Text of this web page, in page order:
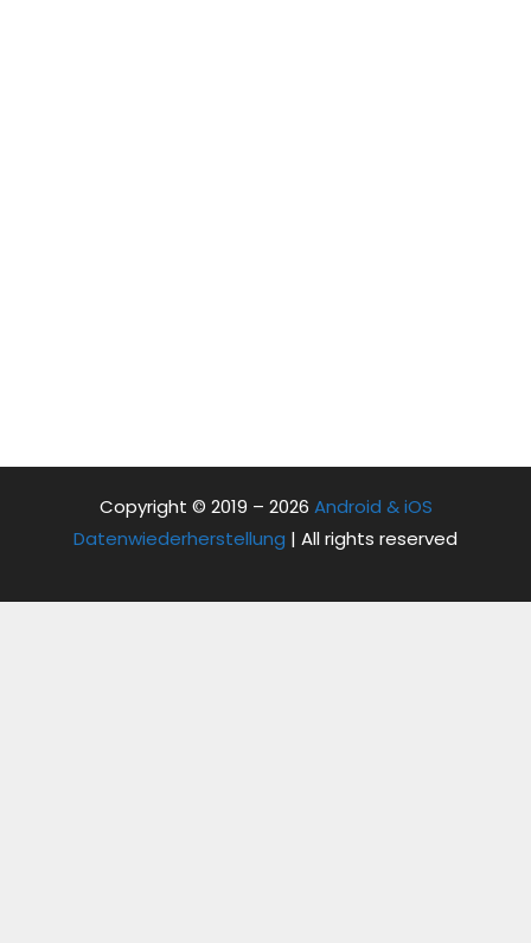
Copyright © 2019 – 2026 Android & iOS
Datenwiederherstellung | All rights reserved